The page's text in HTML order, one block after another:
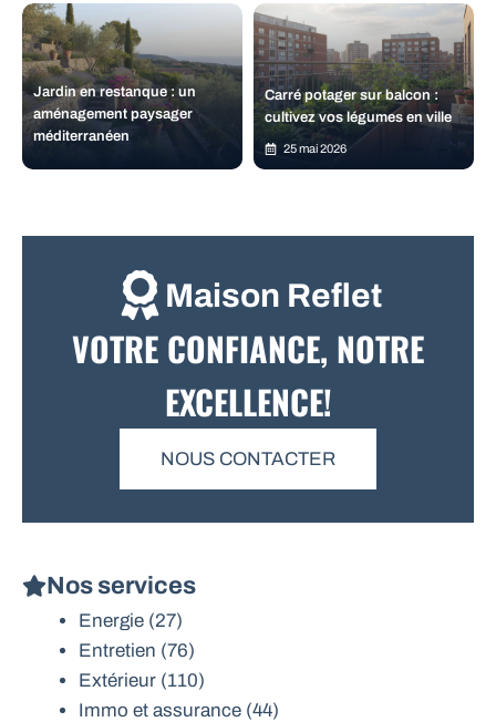
Jardin en restanque : un
aménagement paysager
méditerranéen
Carré potager sur balcon :
cultivez vos légumes en ville
25 mai 2026
Maison Reflet
VOTRE CONFIANCE, NOTRE
EXCELLENCE!
NOUS CONTACTER
Nos services
Energie (27)
Entretien (76)
Extérieur (110)
Immo et assurance (44)